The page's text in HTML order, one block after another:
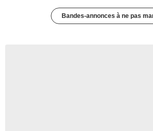
Bandes-annonces à ne pas